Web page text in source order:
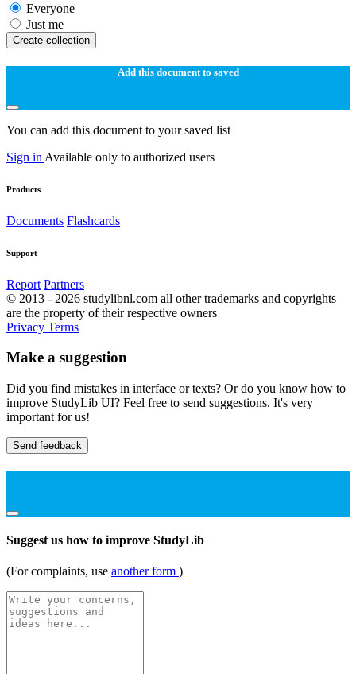
Everyone
Just me
Create collection
Add this document to saved
You can add this document to your saved list
Sign in Available only to authorized users
Products
Documents Flashcards
Support
Report Partners
© 2013 - 2026 studylibnl.com all other trademarks and copyrights
are the property of their respective owners
Privacy Terms
Make a suggestion
Did you find mistakes in interface or texts? Or do you know how to
improve StudyLib UI? Feel free to send suggestions. It's very
important for us!
Send feedback
Suggest us how to improve StudyLib
(For complaints, use another form )